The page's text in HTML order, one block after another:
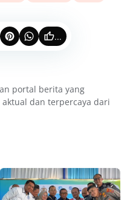
...
portal berita yang
dan terpercaya dari